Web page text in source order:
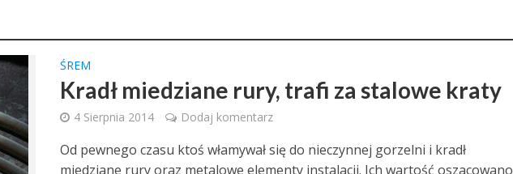
ŚREM
Kradł miedziane rury, trafi za stalowe kraty
4 Sierpnia 2014 Dodaj komentarz
Od pewnego czasu ktoś włamywał się do nieczynnej gorzelni i kradł
miedziane rury oraz metalowe elementy instalacji. Ich wartość oszacowano